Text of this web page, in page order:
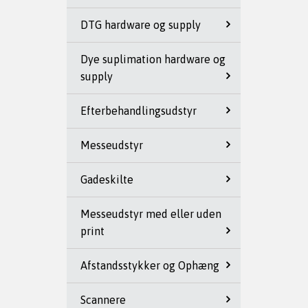
DTG hardware og supply
Dye suplimation hardware og
supply
Efterbehandlingsudstyr
Messeudstyr
Gadeskilte
Messeudstyr med eller uden
print
Afstandsstykker og Ophæng
Scannere